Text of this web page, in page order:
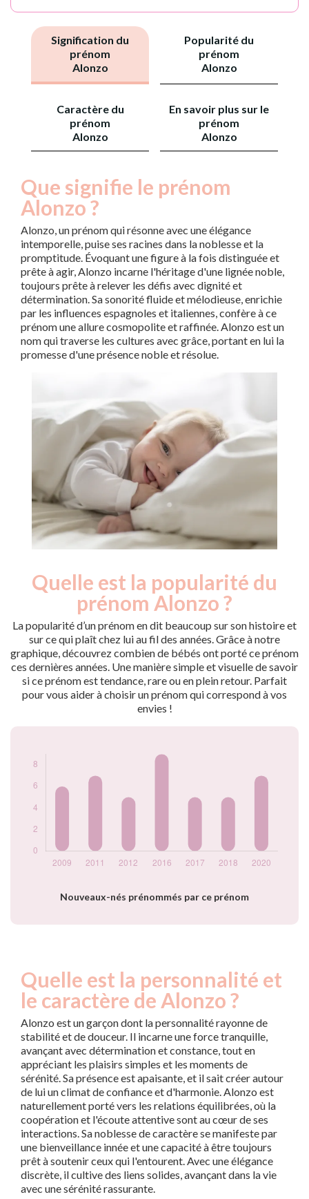
Signification du
prénom
Alonzo
Popularité du
prénom
Alonzo
Caractère du
prénom
Alonzo
En savoir plus sur le
prénom
Alonzo
Que signifie le prénom
Alonzo ?
Alonzo, un prénom qui résonne avec une élégance
intemporelle, puise ses racines dans la noblesse et la
promptitude. Évoquant une figure à la fois distinguée et
prête à agir, Alonzo incarne l'héritage d'une lignée noble,
toujours prête à relever les défis avec dignité et
détermination. Sa sonorité fluide et mélodieuse, enrichie
par les influences espagnoles et italiennes, confère à ce
prénom une allure cosmopolite et raffinée. Alonzo est un
nom qui traverse les cultures avec grâce, portant en lui la
promesse d'une présence noble et résolue.
Quelle est la popularité du
prénom Alonzo ?
La popularité d’un prénom en dit beaucoup sur son histoire et
sur ce qui plaît chez lui au fil des années. Grâce à notre
graphique, découvrez combien de bébés ont porté ce prénom
ces dernières années. Une manière simple et visuelle de savoir
si ce prénom est tendance, rare ou en plein retour. Parfait
pour vous aider à choisir un prénom qui correspond à vos
envies !
Nouveaux-nés prénommés par ce prénom
Année
Nouveaux-
nés
2011
7
2012
5
2016
9
2017
5
2018
5
2020
7
Quelle est la personnalité et
le caractère de Alonzo ?
Alonzo est un garçon dont la personnalité rayonne de
stabilité et de douceur. Il incarne une force tranquille,
avançant avec détermination et constance, tout en
appréciant les plaisirs simples et les moments de
sérénité. Sa présence est apaisante, et il sait créer autour
de lui un climat de confiance et d'harmonie. Alonzo est
naturellement porté vers les relations équilibrées, où la
coopération et l'écoute attentive sont au cœur de ses
interactions. Sa noblesse de caractère se manifeste par
une bienveillance innée et une capacité à être toujours
prêt à soutenir ceux qui l'entourent. Avec une élégance
discrète, il cultive des liens solides, avançant dans la vie
avec une sérénité rassurante.